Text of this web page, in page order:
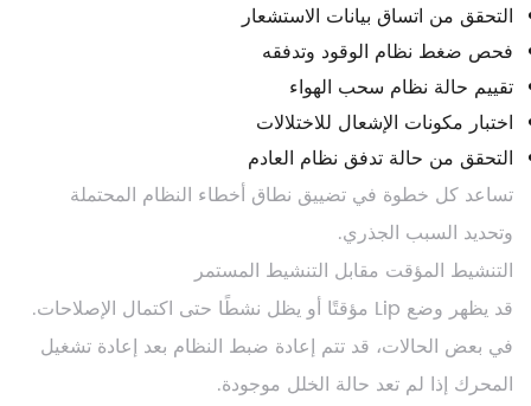
التحقق من اتساق بيانات الاستشعار
فحص ضغط نظام الوقود وتدفقه
تقييم حالة نظام سحب الهواء
اختبار مكونات الإشعال للاختلالات
التحقق من حالة تدفق نظام العادم
تساعد كل خطوة في تضييق نطاق أخطاء النظام المحتملة
وتحديد السبب الجذري.
التنشيط المؤقت مقابل التنشيط المستمر
قد يظهر وضع Lip مؤقتًا أو يظل نشطًا حتى اكتمال الإصلاحات.
في بعض الحالات، قد تتم إعادة ضبط النظام بعد إعادة تشغيل
المحرك إذا لم تعد حالة الخلل موجودة.